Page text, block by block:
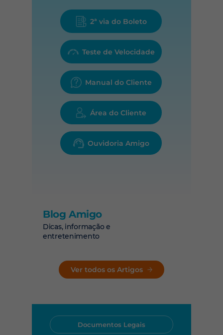
2ª via do Boleto
Teste de Velocidade
Manual do Cliente
Área do Cliente
Ouvidoria Amigo
Blog Amigo
Dicas, informação e
entretenimento
Ver todos os Artigos
Documentos Legais